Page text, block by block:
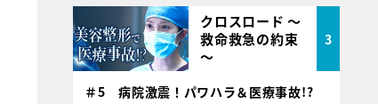
クロスロード ～
救命救急の約束
～
3
＃5 病院激震！パワハラ＆医療事故!?